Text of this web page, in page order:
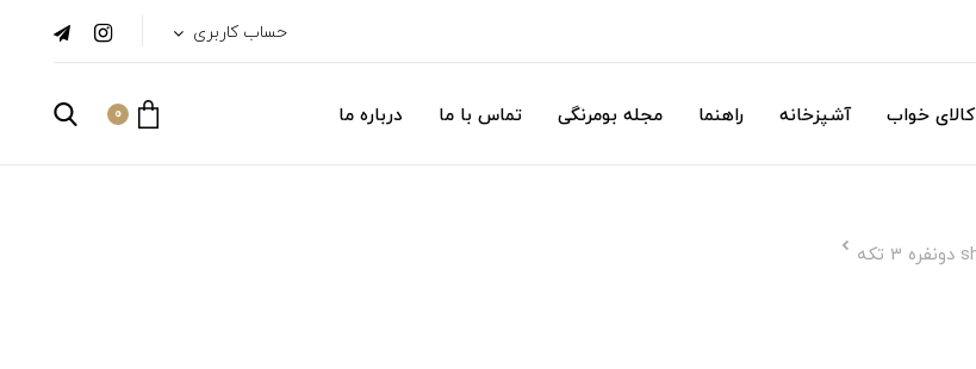
حساب کاربری
کالای خواب آشپزخانه راهنما مجله بومرنگی تماس با ما درباره ما 0